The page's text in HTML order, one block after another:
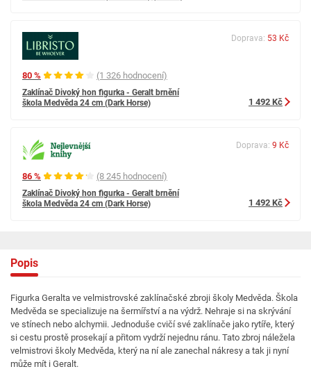
80 % (1 326 hodnocení)
Zaklínač Divoký hon figurka - Geralt brnění
škola Medvěda 24 cm (Dark Horse)
Doprava: 53 Kč
1 492 Kč
86 % (8 245 hodnocení)
Zaklínač Divoký hon figurka - Geralt brnění
škola Medvěda 24 cm (Dark Horse)
Doprava: 9 Kč
1 492 Kč
Popis
Figurka Geralta ve velmistrovské zaklínačské zbroji školy Medvěda. Škola
Medvěda se specializuje na šermířství a na výdrž. Nehraje si na skrývání
ve stínech nebo alchymii. Jednoduše cvičí své zaklínače jako rytíře, který
si cestu prostě prosekají a přitom vydrží nejednu ránu. Tato zbroj náležela
velmistrovi školy Medvěda, který na ní ale zanechal nákresy a tak ji nyní
může mít i Geralt.